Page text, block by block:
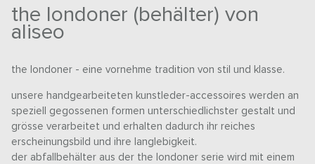
the londoner (behälter) von
aliseo
the londoner - eine vornehme tradition von stil und klasse.
unsere handgearbeiteten kunstleder-accessoires werden an
speziell gegossenen formen unterschiedlichster gestalt und
grösse verarbeitet und erhalten dadurch ihr reiches
erscheinungsbild und ihre langlebigkeit.
der abfallbehälter aus der the londoner serie wird mit einem